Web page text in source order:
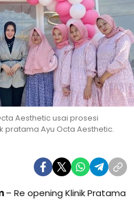
Aesthetic usai prosesi
pratama Ayu Octa Aesthetic.
– Re opening Klinik Pratama